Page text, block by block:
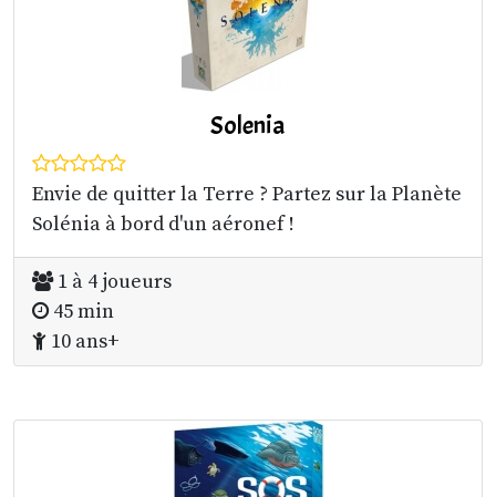
Solenia
Envie de quitter la Terre ? Partez sur la Planète
Solénia à bord d'un aéronef !
1 à 4 joueurs
45 min
10 ans+